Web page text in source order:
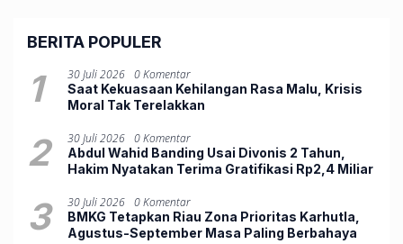
BERITA POPULER
1 30 Juli 2026 0 Komentar
Saat Kekuasaan Kehilangan Rasa Malu, Krisis
Moral Tak Terelakkan
2 30 Juli 2026 0 Komentar
Abdul Wahid Banding Usai Divonis 2 Tahun,
Hakim Nyatakan Terima Gratifikasi Rp2,4 Miliar
3 30 Juli 2026 0 Komentar
BMKG Tetapkan Riau Zona Prioritas Karhutla,
Agustus-September Masa Paling Berbahaya